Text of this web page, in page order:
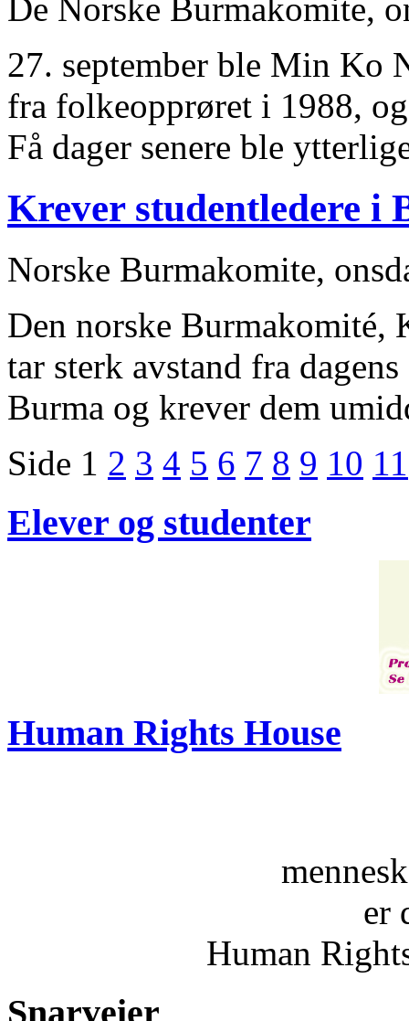
De Norske Burmakomite,
27. september ble Min Ko
fra folkeopprøret i 1988,
Få dager senere ble
Krever studentledere i
Norske Burmakomite,
Den norske Burmakomité,
tar sterk avstand fra
Burma og krever dem
Side 1 2 3 4 5 6 7 8 9 10 11
Elever og studenter
Human Rights House
er
Human
Snarveier